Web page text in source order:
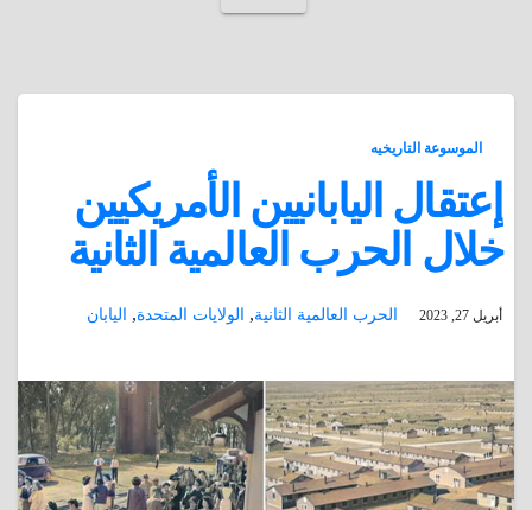
الموسوعة التاريخيه
إعتقال اليابانيين الأمريكيين
خلال الحرب العالمية الثانية
أبريل 27, 2023 الحرب العالمية الثانية, الولايات المتحدة, اليابان